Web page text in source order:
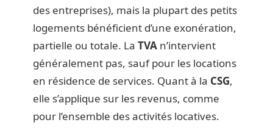
des entreprises), mais la plupart des petits
logements bénéficient d’une exonération,
partielle ou totale. La TVA n’intervient
généralement pas, sauf pour les locations
en résidence de services. Quant à la CSG,
elle s’applique sur les revenus, comme
pour l’ensemble des activités locatives.